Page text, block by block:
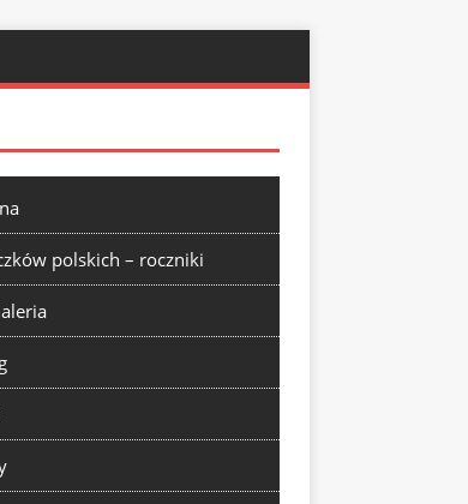
polskich – roczniki